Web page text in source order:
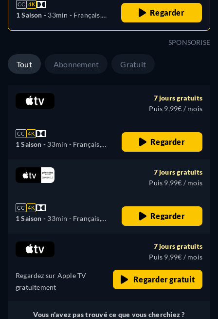
CC 4K
1 Saison - 33min - Français,
Regarder
SPONSORISE
Tout Abonnement Gratuit
CC 4K
1 Saison - 33min - Français,
Italien, Japonais, Portugais
7 jours gratuits
Puis 9,99€ / mois
Regarder
CC 4K
1 Saison - 33min - Français,
Italien, Japonais, Portugais
7 jours gratuits
Puis 9,99€ / mois
Regarder
Regardez sur Apple TV
gratuitement
7 jours gratuits
Puis 9,99€ / mois
Regarder gratuit
Vous n'avez pas trouvé ce que vous cherchiez ?